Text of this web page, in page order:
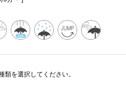
類を選択してください。